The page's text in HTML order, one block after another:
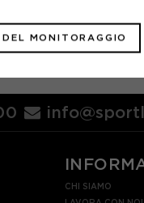
CHI SIAMO
MONITORAGGIO